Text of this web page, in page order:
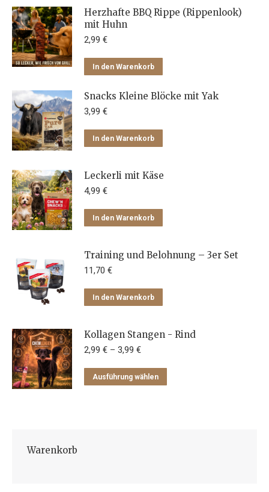
mehrere
können
Herzhafte BBQ Rippe (Rippenlook)
mit Huhn
2,99 €
In den Warenkorb
Snacks Kleine Blöcke mit Yak
3,99 €
In den Warenkorb
Leckerli mit Käse
4,99 €
In den Warenkorb
Training und Belohnung – 3er Set
11,70 €
In den Warenkorb
Kollagen Stangen - Rind
2,99 € – 3,99 €
Ausführung wählen
Warenkorb